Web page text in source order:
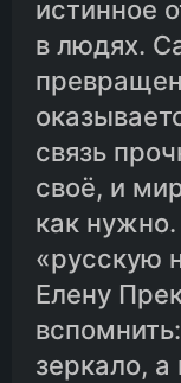
истинное
в людях.
связь
своё, и
как
«русскую
Елену
зеркало, а